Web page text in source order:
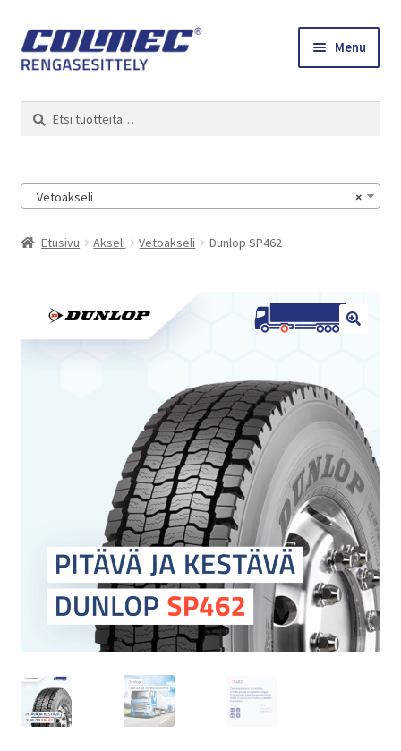
Skip
to
Skip
to
Menu
Colmec
0 tuotetta tarjouspyynnössä
Etsi:
Haku
×
Vetoakseli
Etusivu Akseli Vetoakseli Dunlop SP462